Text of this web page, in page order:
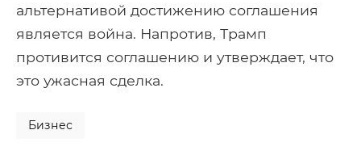
альтернативой достижению соглашения
является война. Напротив, Трамп
противится соглашению и утверждает, что
это ужасная сделка.
Бизнес